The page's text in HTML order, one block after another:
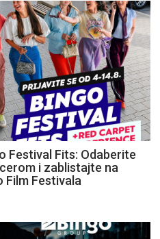
Festival Fits: Odaberite
i zablistajte na
Film Festivala